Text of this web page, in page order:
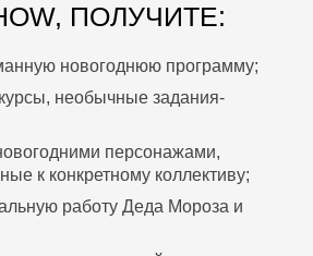
ПОЛУЧИТЕ:
новогоднюю программу;
необычные задания-
персонажами,
к конкретному коллективу;
работу Деда Мороза и